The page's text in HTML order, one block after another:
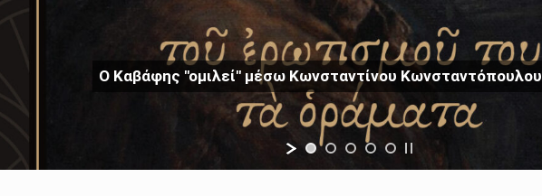
Ο Καβάφης "ομιλεί" μέσω Κωνσταντίνου Κωνσταντόπουλου